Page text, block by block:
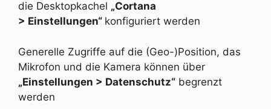
die Desktopkachel „Cortana
> Einstellungen“ konfiguriert werden
Generelle Zugriffe auf die (Geo-)Position, das
Mikrofon und die Kamera können über
„Einstellungen > Datenschutz“ begrenzt
werden